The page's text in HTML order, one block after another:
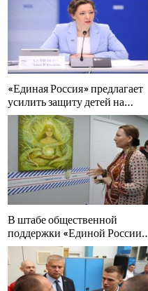
«Единая Россия» предлагает
усилить защиту детей на
аттракционах
В штабе общественной
поддержки «Единой России»
в Казани открылась выставка
философской живописи